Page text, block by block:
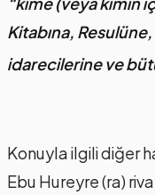
Kitabına,
idarecilerine ve
Konuyla ilgili diğer
Ebu Hureyre (ra)